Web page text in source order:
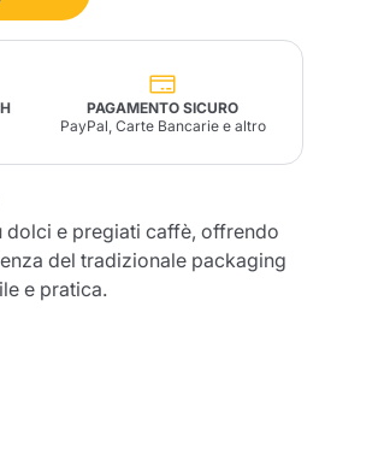
Sandemetrio
Raptus
Parfum
Patè, Olio, Pasta &
Specialità
PAGAMENTO SICURO
PayPal, Carte Bancarie e altro
dolci e pregiati caffè, offrendo
del tradizionale packaging
e pratica.